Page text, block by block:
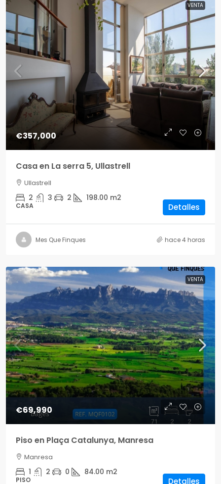
VENTA
€357,000
Casa en La serra 5, Ullastrell
Ullastrell
2 3 2 198.00 m2
CASA Detalles
Mes Que Finques hace 4 horas
VENTA
€69,990
Piso en Plaça Catalunya, Manresa
Manresa
1 2 0 84.00 m2
PISO Detalles